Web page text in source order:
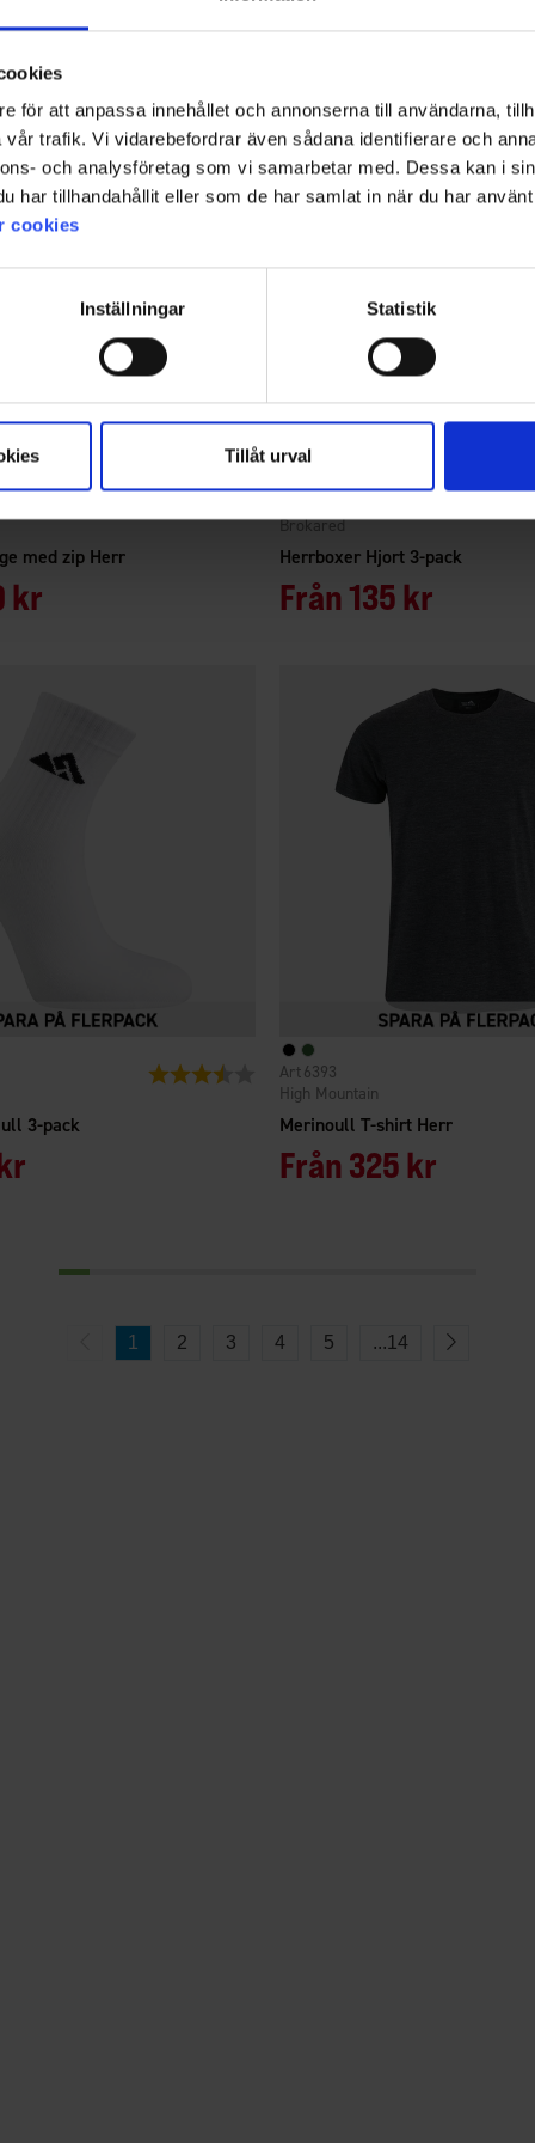
för att anpassa innehållet och annonserna till användarna,
trafik. Vi vidarebefordrar även sådana identifierare och
och analysföretag som vi samarbetar med. Dessa kan i
har tillhandahållit eller som de har samlat in när du har
cookies
Inställningar Statistik
Tillåt urval
Från175 kr
med zip Herr
kr
Herrboxer Hjort 3-pack
Brokared
Från135 kr
3-pack
Betyg: 3.9 utav 5 stjärnor
Merinoull T-shirt Herr
High Mountain
6393
Från325 kr
1 2 3 4 5 ...14